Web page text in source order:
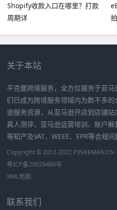
Shopify收款入口在哪里？打款
周期详
关于本站
平克曼跨境服务，全方位服务于亚
们已成为跨境服务领域内为数不多
逊服务资源，从亚马逊开店到店铺站
真人测评、亚马逊运营培训、账户
等知产及VAT、WEEE、EPR等合规
Copyright © 2012-2022
粤ICP备20029486号
XML地图
联系我们